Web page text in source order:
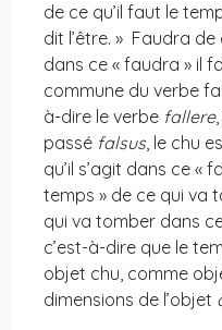
de ce qu’il faut le
dit l’être. » Faudra de
dans ce « faudra » il
commune du verbe
à-dire le verbe fallere
passé falsus, le chu
qu’il s’agit dans ce «
temps » de ce qui va
qui va tomber dans
c’est-à-dire que le
objet chu, comme
dimensions de l’objet